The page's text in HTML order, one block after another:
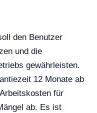
den Benutzer
und die
gewährleisten.
12 Monate ab
für
ab. Es ist